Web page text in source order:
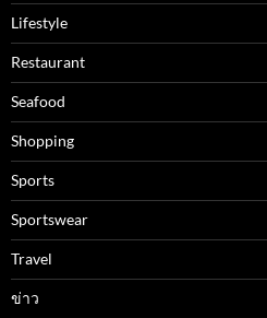
Lifestyle
Restaurant
Seafood
Shopping
Sports
Sportswear
Travel
ข่าว